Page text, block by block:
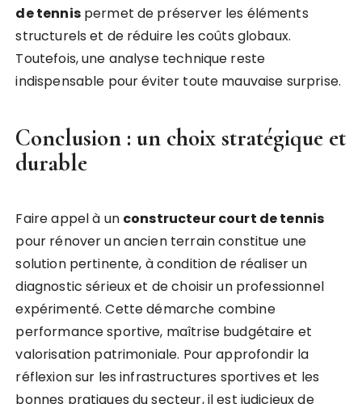
de tennispermet de préserver les éléments
structurels et de réduire les coûts globaux.
Toutefois, une analyse technique reste
indispensable pour éviter toute mauvaise surprise.
Conclusion : un choix stratégique et
durable
Faire appel à un constructeur court de tennis
pour rénover un ancien terrain constitue une
solution pertinente, à condition de réaliser un
diagnostic sérieux et de choisir un professionnel
expérimenté. Cette démarche combine
performance sportive, maîtrise budgétaire et
valorisation patrimoniale. Pour approfondir la
réflexion sur les infrastructures sportives et les
bonnes pratiques du secteur, il est judicieux de